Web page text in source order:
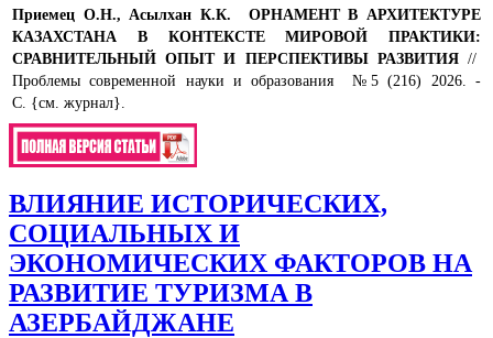
Приемец О.Н., Асылхан К.К.
ОРНАМЕНТ В АРХИТЕКТУРЕ
КАЗАХСТАНА В КОНТЕКСТЕ МИРОВОЙ ПРАКТИКИ:
СРАВНИТЕЛЬНЫЙ ОПЫТ И ПЕРСПЕКТИВЫ РАЗВИТИЯ //
Проблемы современной науки и образования №5 (216) 2026. -
С. {см. журнал}.
ВЛИЯНИЕ ИСТОРИЧЕСКИХ,
СОЦИАЛЬНЫХ И
ЭКОНОМИЧЕСКИХ ФАКТОРОВ НА
РАЗВИТИЕ ТУРИЗМА В
АЗЕРБАЙДЖАНЕ